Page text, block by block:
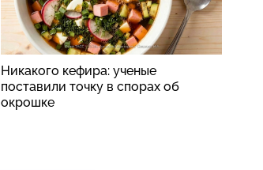
Никакого кефира: ученые
поставили точку в спорах об
окрошке